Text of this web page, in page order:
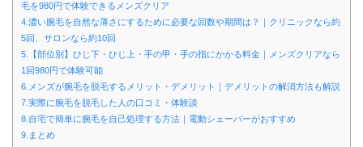
毛を980円で体験できるメンズクリア
4.濃い腕毛を自然な薄さにするために必要な回数や期間は？｜クリニックなら約
5回、サロンなら約10回
5.【部位別】ひじ下・ひじ上・手の甲・手の指にかかる料金｜メンズクリアなら
1回980円で体験可能
6.メンズが腕毛を脱毛するメリット・デメリット｜デメリットの解消方法も解説
7.実際に腕毛を脱毛した人の口コミ・体験談
8.自宅で簡単に腕毛を自己処理する方法｜電動シェーバーがおすすめ
9.まとめ